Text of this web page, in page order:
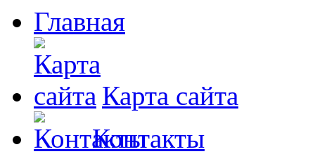
Главная
Карта сайта
Контакты